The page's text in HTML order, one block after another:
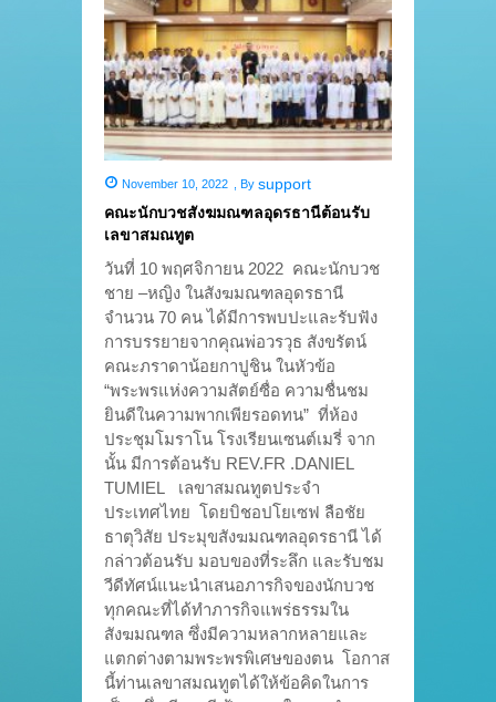
November 10, 2022 By support
คณะนักบวชสังฆมณฑลอุดรธานีต้อนรับ
เลขาสมณทูต
วันที่ 10 พฤศจิกายน 2022 คณะนักบวช
ชาย –หญิง ในสังฆมณฑลอุดรธานี
จำนวน 70 คน ได้มีการพบปะและรับฟัง
การบรรยายจากคุณพ่อวรวุธ สังขรัตน์
คณะภราดาน้อยกาปูชิน ในหัวข้อ
“พระพรแห่งความสัตย์ซื่อ ความชื่นชม
ยินดีในความพากเพียรอดทน” ที่ห้อง
ประชุมโมราโน โรงเรียนเซนต์เมรี่ จาก
นั้น มีการต้อนรับ REV.FR .DANIEL
TUMIEL เลขาสมณทูตประจำ
ประเทศไทย โดยบิชอปโยเซฟ ลือชัย
ธาตุวิสัย ประมุขสังฆมณฑลอุดรธานี ได้
กล่าวต้อนรับ มอบของที่ระลึก และรับชม
วีดีทัศน์แนะนำเสนอภารกิจของนักบวช
ทุกคณะที่ได้ทำภารกิจแพร่ธรรมใน
สังฆมณฑล ซึ่งมีความหลากหลายและ
แตกต่างตามพระพรพิเศษของตน โอกาส
นี้ท่านเลขาสมณทูตได้ให้ข้อคิดในการ